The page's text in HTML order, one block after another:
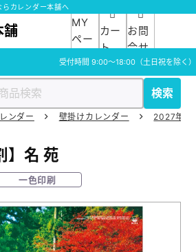
カレンダー本舗へ
舗
検索
MY
ペー
ジ
カー
ト
お問
合せ
受付時間 9:00～18:00 （土日祝を除く）
ンダー 壁掛けカレンダー 2027年の
】名 苑
一色印刷